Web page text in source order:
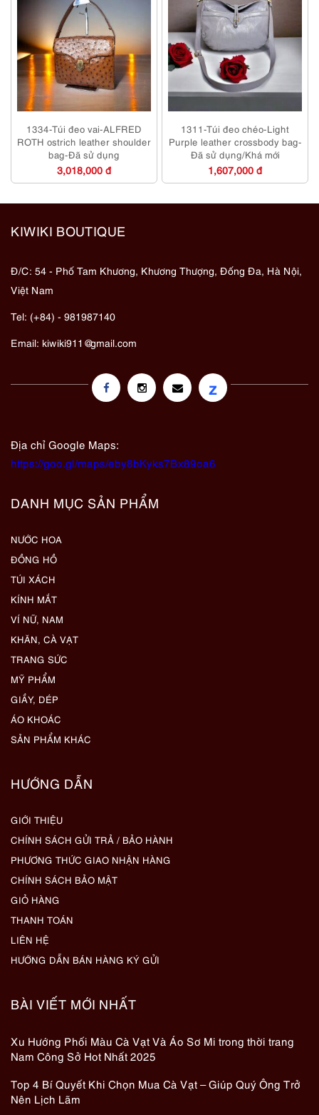
1334-Túi đeo vai-ALFRED
ROTH ostrich leather shoulder
bag-Đã sử dụng
3,018,000 đ
1311-Túi đeo chéo-Light
Purple leather crossbody bag-
Đã sử dụng/Khá mới
1,607,000 đ
KIWIKI BOUTIQUE
Đ/C: 54 - Phố Tam Khương, Khương Thượng, Đống Đa, Hà Nội,
Việt Nam
Tel: (+84) - 981987140
Email: kiwiki911@gmail.com
z
Địa chỉ Google Maps:
https://goo.gl/maps/eby8bKyks7Bx89oa6
DANH MỤC SẢN PHẨM
NƯỚC HOA
ĐỒNG HỒ
TÚI XÁCH
KÍNH MẮT
VÍ NỮ, NAM
KHĂN, CÀ VẠT
TRANG SỨC
MỸ PHẨM
GIẦY, DÉP
ÁO KHOÁC
SẢN PHẨM KHÁC
HƯỚNG DẪN
GIỚI THIỆU
CHÍNH SÁCH GỬI TRẢ / BẢO HÀNH
PHƯƠNG THỨC GIAO NHẬN HÀNG
CHÍNH SÁCH BẢO MẬT
GIỎ HÀNG
THANH TOÁN
LIÊN HỆ
HƯỚNG DẪN BÁN HÀNG KÝ GỬI
BÀI VIẾT MỚI NHẤT
Xu Hướng Phối Màu Cà Vạt Và Áo Sơ Mi trong thời trang
Nam Công Sở Hot Nhất 2025
Top 4 Bí Quyết Khi Chọn Mua Cà Vạt – Giúp Quý Ông Trở
Nên Lịch Lãm